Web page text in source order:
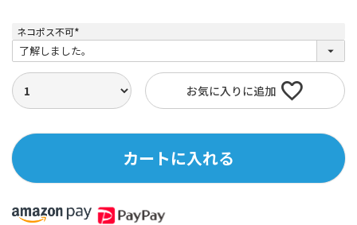
ネコポス不可
(
必
須
)
お気に入りに追加
カートに入れる